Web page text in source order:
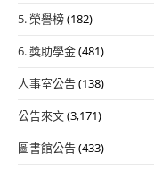
5. 榮譽榜(182)
6. 獎助學金(481)
人事室公告(138)
公告來文(3,171)
圖書館公告(433)